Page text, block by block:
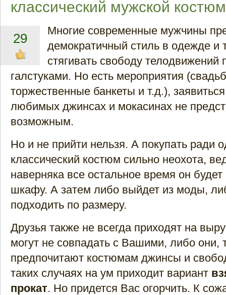
классический мужской
29
Многие современные мужчины
демократичный стиль в одежде и
стягивать свободу телодвижений
галстуками. Но есть мероприятия
торжественные банкеты и т.д.),
любимых джинсах и мокасинах не
возможным.
Но и не прийти нельзя. А покупать ради
классический костюм сильно неохота,
наверняка все остальное время он
шкафу. А затем либо выйдет из моды,
подходить по размеру.
Друзья также не всегда приходят на
могут не совпадать с Вашими, либо они,
предпочитают костюмам джинсы и
таких случаях на ум приходит вариант
прокат. Но придется Вас огорчить. К